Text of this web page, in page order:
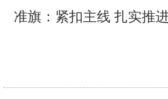
准旗：紧扣主线 扎实推